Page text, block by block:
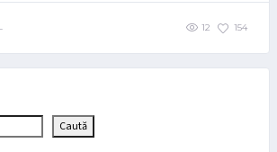
12 154
Caută